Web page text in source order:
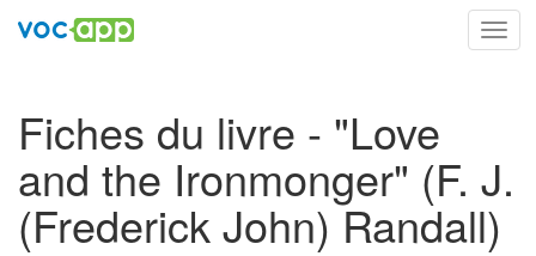
Fiches du livre - "Love
and the Ironmonger" (F. J.
(Frederick John) Randall)